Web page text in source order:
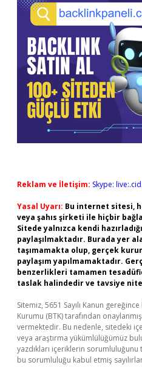
Reklam ve İletişim: Skype:
Yasal Uyarı: Bu internet sitesi,
veya şahıs şirketi ile hiçbir
Sitede yalnızca kendi
paylaşılmaktadır. Burada yer
taşımamakta olup, gerçek
paylaşım yapılmamaktadır.
benzerlikleri tamamen
taslak halindedir ve tavsiye
Sitemiz, 5651 Sayılı Kanun
Kurumu (BTK) tarafından
vermektedir. Bu nedenle, sitedeki
veya araştırma yükümlülüğümüz
yazdıkları içeriklerin
bu sorumluluğu kabul etmiş